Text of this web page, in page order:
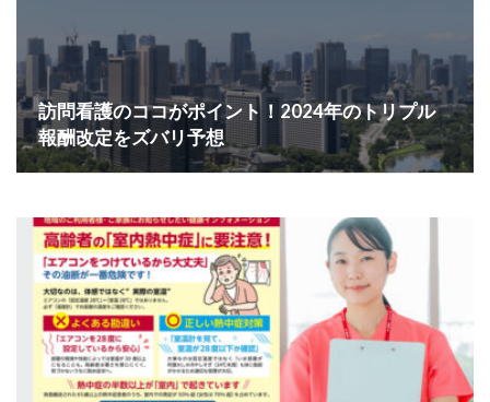
訪問看護のココがポイント！2024年のトリプル
報酬改定をズバリ予想